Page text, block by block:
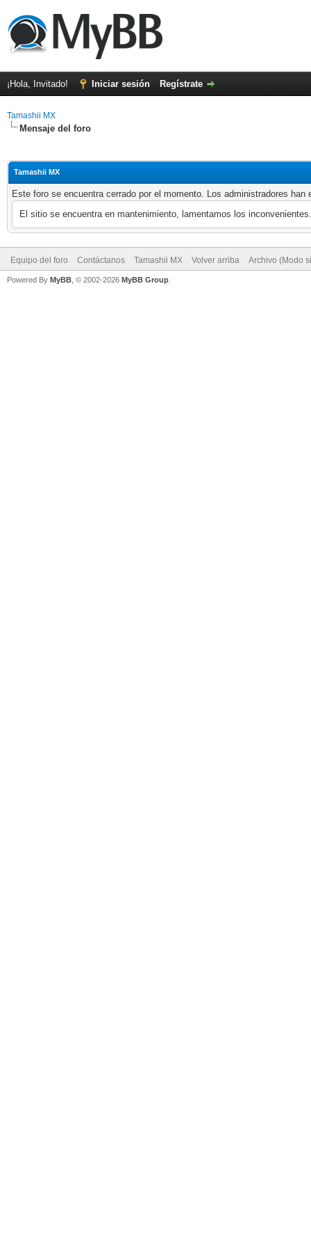
¡Hola, Invitado! Iniciar sesión Regístrate
Tamashii MX
Mensaje del foro
Tamashii MX
Este foro se encuentra cerrado por el momento. Los administradores
El sitio se encuentra en mantenimiento, lamentamos los inconvenientes.
Equipo del foro Contáctanos Tamashii MX Volver arriba Archivo (Modo
Powered By MyBB , © 2002-2026 MyBB Group